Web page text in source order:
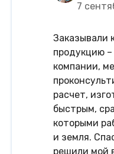
7
Заказывали
продукцию
компании,
расчет,
быстрым,
которыми
и земля.
решили мой